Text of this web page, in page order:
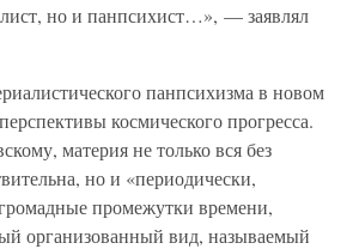
но и панпсихист…», — заявлял
панпсихизма в новом
космического прогресса.
материя не только вся без
но и «периодически,
промежутки времени,
организованный вид, называемый